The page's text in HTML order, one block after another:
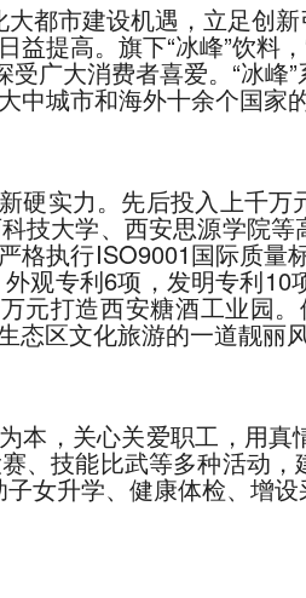
都市建设机遇，立足创
提高。旗下“冰峰”饮料
广大消费者喜爱。“冰
城市和海外十余个国家
硬实力。先后投入上千
技大学、西安思源学院
格执行ISO9001国际质
观专利6项，发明专利
元打造西安糖酒工业园
区文化旅游的一道靓丽风
本，关心关爱职工，用
、技能比武等多种活动
女升学、健康体检、增